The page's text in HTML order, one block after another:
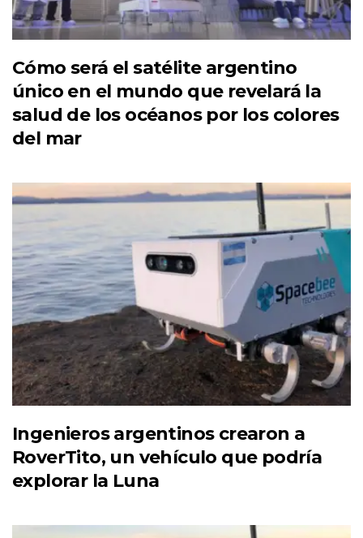
Cómo será el satélite argentino
único en el mundo que revelará la
salud de los océanos por los colores
del mar
Ingenieros argentinos crearon a
RoverTito, un vehículo que podría
explorar la Luna